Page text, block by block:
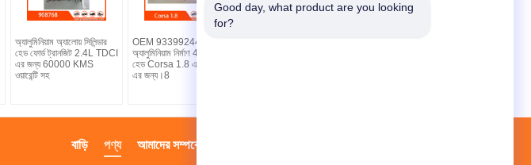
অ্যালুমিনিয়াম অ্যালোয় সিলিন্ডার
হেড ফোর্ড ট্রানজিট 2.4L TDCI
এর জন্য 60000 KMS
ওয়ারেন্টি সহ
OEM 93399244
অ্যালুমিনিয়াম নির্মাণ 4 সিলেন্ডার
হেড Corsa 1.8 এবং স্পিন 1
এর জন্য।8
আমাদের সম্পর্কে
পণ্য
বাড়ি
Good day, what product are you looking
for?